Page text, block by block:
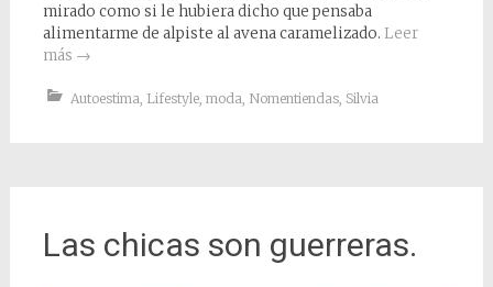
mirado como si le hubiera dicho que pensaba
alimentarme de alpiste al avena caramelizado. Leer
más →
Autoestima Lifestyle, moda Nomentiendas, Silvia
Las chicas son guerreras.